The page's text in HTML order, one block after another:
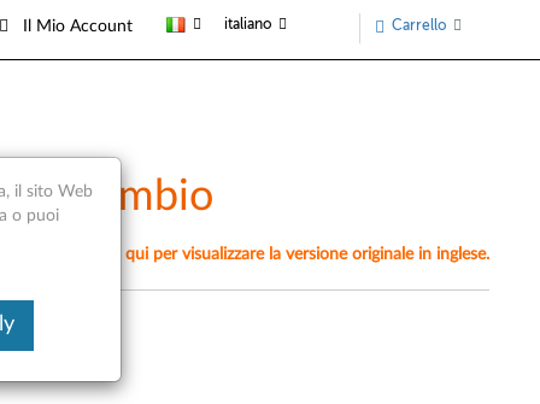
Il Mio Account italiano Carrello
ricambio
fai clic qui per visualizzare la versione originale in inglese.
il sito Web
o puoi